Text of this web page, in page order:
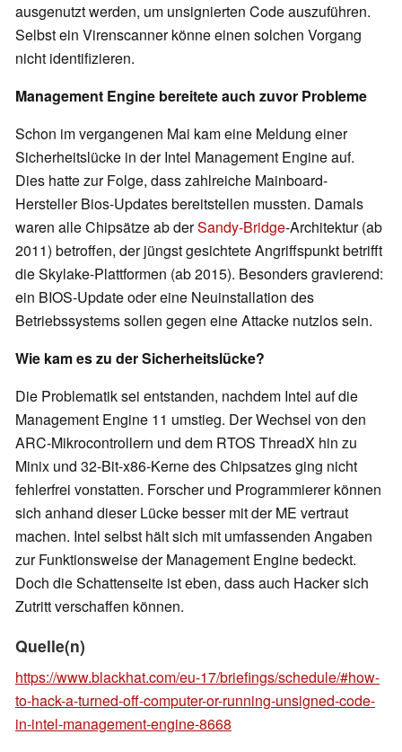
ausgenutzt werden, um unsignierten Code auszuführen.
Selbst ein Virenscanner könne einen solchen Vorgang
nicht identifizieren.
Management Engine bereitete auch zuvor Probleme
Schon im vergangenen Mai kam eine Meldung einer
Sicherheitslücke in der Intel Management Engine auf.
Dies hatte zur Folge, dass zahlreiche Mainboard-
Hersteller Bios-Updates bereitstellen mussten. Damals
waren alle Chipsätze ab derSandy-Bridge-Architektur (ab
2011) betroffen, der jüngst gesichtete Angriffspunkt betrifft
die Skylake-Plattformen (ab 2015). Besonders gravierend:
ein BIOS-Update oder eine Neuinstallation des
Betriebssystems sollen gegen eine Attacke nutzlos sein.
Wie kam es zu der Sicherheitslücke?
Die Problematik sei entstanden, nachdem Intel auf die
Management Engine 11 umstieg. Der Wechsel von den
ARC-Mikrocontrollern und dem RTOS ThreadX hin zu
Minix und 32-Bit-x86-Kerne des Chipsatzes ging nicht
fehlerfrei vonstatten. Forscher und Programmierer können
sich anhand dieser Lücke besser mit der ME vertraut
machen. Intel selbst hält sich mit umfassenden Angaben
zur Funktionsweise der Management Engine bedeckt.
Doch die Schattenseite ist eben, dass auch Hacker sich
Zutritt verschaffen können.
Quelle(n)
https://www.blackhat.com/eu-17/briefings/schedule/#how-
to-hack-a-turned-off-computer-or-running-unsigned-code-
in-intel-management-engine-8668